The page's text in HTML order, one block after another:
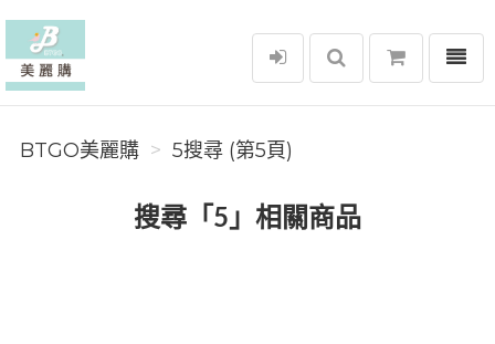
BTGO美麗購
選單
BTGO美麗購 5搜尋 (第5頁)
搜尋「5」相關商品